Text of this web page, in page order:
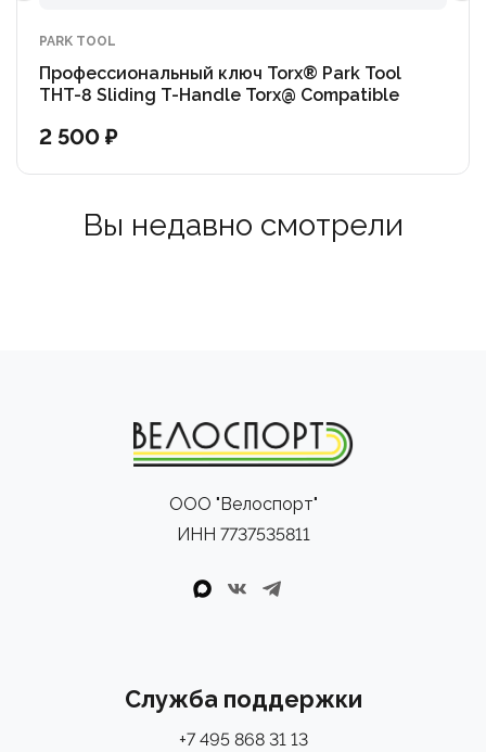
PARK TOOL
Профессиональный ключ Torx® Park Tool
THT-8 Sliding T-Handle Torx@ Compatible
2 500 ₽
Вы недавно смотрели
ООО "Велоспорт"
ИНН 7737535811
Служба поддержки
+7 495 868 31 13